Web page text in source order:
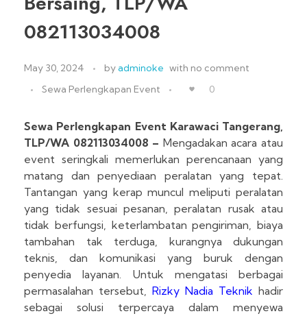
082113034008
May 30, 2024 byadminoke with no comment
Sewa Perlengkapan Event
0
Sewa Perlengkapan Event Karawaci Tangerang,
TLP/WA 082113034008 – Mengadakan acara atau
event seringkali memerlukan perencanaan yang
matang dan penyediaan peralatan yang tepat.
Tantangan yang kerap muncul meliputi peralatan
yang tidak sesuai pesanan, peralatan rusak atau
tidak berfungsi, keterlambatan pengiriman, biaya
tambahan tak terduga, kurangnya dukungan
teknis, dan komunikasi yang buruk dengan
penyedia layanan. Untuk mengatasi berbagai
permasalahan tersebut, Rizky Nadia Teknik hadir
sebagai solusi terpercaya dalam menyewa